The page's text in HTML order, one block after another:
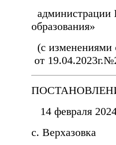
администрации
(с
от
14 февраля
с. Верхазовка